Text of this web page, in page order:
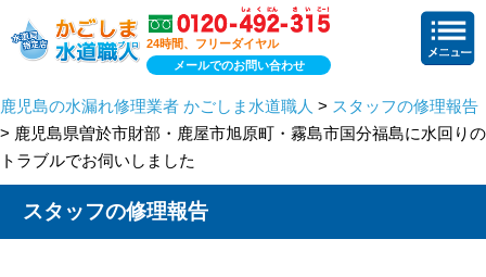
24時間、フリーダイヤル
メールでのお問い合わせ
鹿児島の水漏れ修理業者 かごしま水道職人 > スタッフの修理報告
> 鹿児島県曽於市財部・鹿屋市旭原町・霧島市国分福島に水回りの
トラブルでお伺いしました
スタッフの修理報告